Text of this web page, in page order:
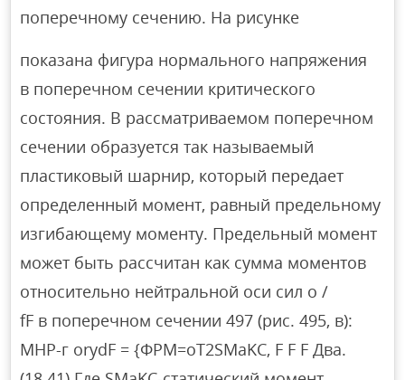
поперечному сечению. На рисунке
показана фигура нормального напряжения
в поперечном сечении критического
состояния. В рассматриваемом поперечном
сечении образуется так называемый
пластиковый шарнир, который передает
определенный момент, равный предельному
изгибающему моменту. Предельный момент
может быть рассчитан как сумма моментов
относительно нейтральной оси сил o /
fF в поперечном сечении 497 (рис. 495, в):
МНР-г orydF = {ФРМ=oT2SMaKC, F F F Два.